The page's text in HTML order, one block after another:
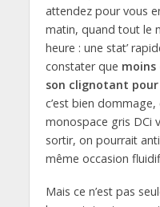
attendez pour vous
matin, quand tout le
heure : une stat’
constater que moins
son clignotant
c’est bien
monospace gris DCi
sortir, on pourrait
même occasion
Mais ce n’est pas